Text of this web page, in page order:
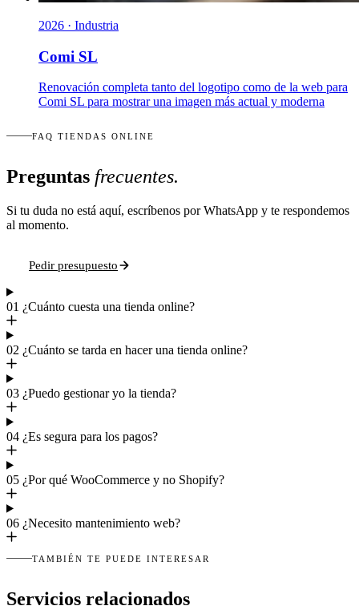
2026 · Industria
Comi SL
Renovación completa tanto del logotipo como de la web para
Comi SL para mostrar una imagen más actual y moderna
FAQ TIENDAS ONLINE
Preguntas frecuentes.
Si tu duda no está aquí, escríbenos por WhatsApp y te respondemos
al momento.
Pedir presupuesto
01 ¿Cuánto cuesta una tienda online?
02 ¿Cuánto se tarda en hacer una tienda online?
03 ¿Puedo gestionar yo la tienda?
04 ¿Es segura para los pagos?
05 ¿Por qué WooCommerce y no Shopify?
06 ¿Necesito mantenimiento web?
TAMBIÉN TE PUEDE INTERESAR
Servicios relacionados